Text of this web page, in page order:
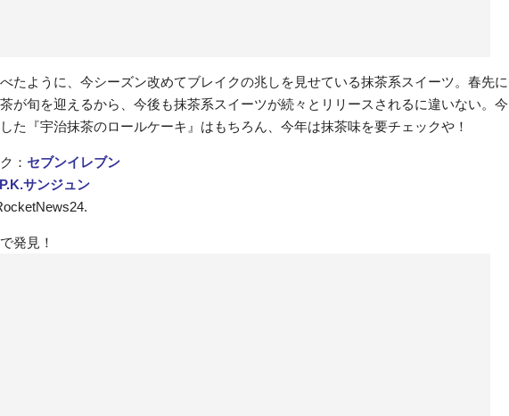
たように、今シーズン改めてブレイクの兆しを見せている抹茶系スイーツ。春先に
が旬を迎えるから、今後も抹茶系スイーツが続々とリリースされるに違いない。今
た『宇治抹茶のロールケーキ』はもちろん、今年は抹茶味を要チェックや！
： セブンイレブン
P.K.サンジュン
発見！